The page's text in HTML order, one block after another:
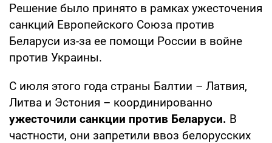
Решение было принято в рамках ужесточения
санкций Европейского Союза против
Беларуси из-за ее помощи России в войне
против Украины.
С июля этого года страны Балтии – Латвия,
Литва и Эстония – координированно
ужесточили санкции против Беларуси. В
частности, они запретили ввоз белорусских